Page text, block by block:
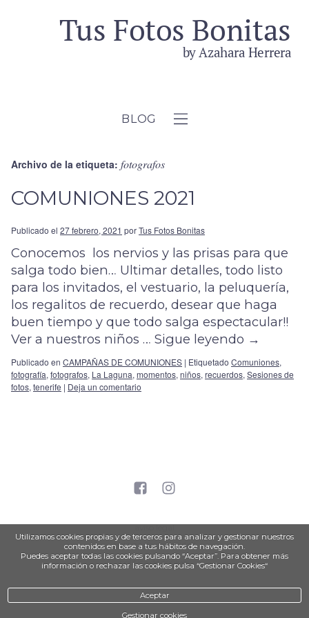
BLOG
Archivo de la etiqueta: fotografos
COMUNIONES 2021
Publicado el 27 febrero, 2021 porTus Fotos Bonitas
Conocemos los nervios y las prisas para que
salga todo bien… Ultimar detalles, todo listo
para los invitados, el vestuario, la peluquería,
los regalitos de recuerdo, desear que haga
buen tiempo y que todo salga espectacular!!
Ver a nuestros niños … Sigue leyendo →
Publicado en CAMPAÑAS DE COMUNIONES | Etiquetado Comuniones,
fotografía, fotografos, La Laguna, momentos, niños, recuerdos, Sesiones de
fotos, tenerife | Deja un comentario
aviso legal
política de privacidad
política de cookies
Utilizamos cookies propias y de terceros para analizar y gestionar nuestros
contenidos en base a tus hábitos de navegación.
Puedes aceptar todas las cookies pulsando “Aceptar”. Para obtener más
información o rechazar las cookies pulsa “Gestionar Cookies“
Aceptar
Gestionar cookies